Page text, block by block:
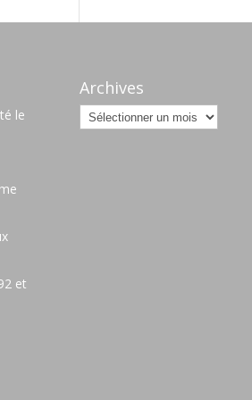
le
et
Archives
Archives